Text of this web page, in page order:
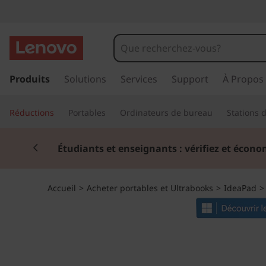
d
e
a
P
a
e
Produits Solutions Services Support À Propos
Réductions Portables Ordinateurs de bureau Stations
Étudiants et enseignants : vérifiez et
Accueil > Acheter portables et Ultrabooks > IdeaPad >